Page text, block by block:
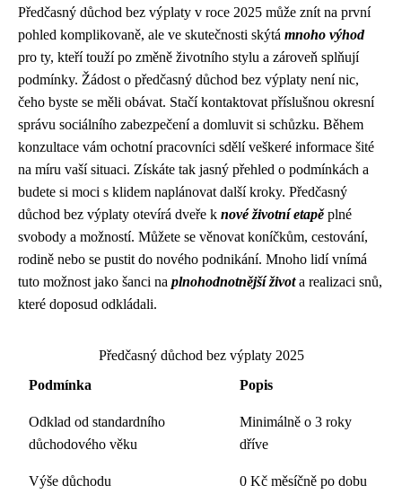
Předčasný důchod bez výplaty v roce 2025 může znít na první
pohled komplikovaně, ale ve skutečnosti skýtá mnoho výhod
pro ty, kteří touží po změně životního stylu a zároveň splňují
podmínky. Žádost o předčasný důchod bez výplaty není nic,
čeho byste se měli obávat. Stačí kontaktovat příslušnou okresní
správu sociálního zabezpečení a domluvit si schůzku. Během
konzultace vám ochotní pracovníci sdělí veškeré informace šité
na míru vaší situaci. Získáte tak jasný přehled o podmínkách a
budete si moci s klidem naplánovat další kroky. Předčasný
důchod bez výplaty otevírá dveře k nové životní etapěplné
svobody a možností. Můžete se věnovat koníčkům, cestování,
rodině nebo se pustit do nového podnikání. Mnoho lidí vnímá
tuto možnost jako šanci na plnohodnotnější života realizaci snů,
které doposud odkládali.
Předčasný důchod bez výplaty 2025
Podmínka
Popis
Odklad od standardního
důchodového věku
Minimálně o 3 roky
dříve
Výše důchodu
0 Kč měsíčně po dobu